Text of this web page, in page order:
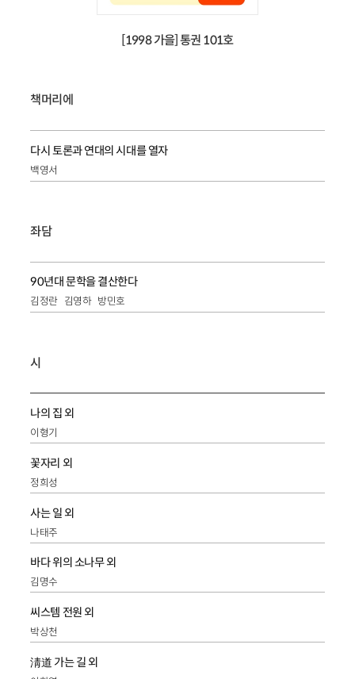
[1998 가을] 통권 101호
책머리에
다시 토론과 연대의 시대를 열자
백영서
좌담
90년대 문학을 결산한다
김정란 김영하 방민호
시
나의 집 외
이형기
꽃자리 외
정희성
사는 일 외
나태주
바다 위의 소나무 외
김명수
씨스템 전원 외
박상천
淸道 가는 길 외